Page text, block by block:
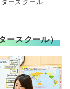
ースクール
ースクール）